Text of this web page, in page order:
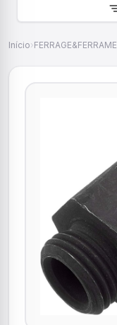
Início›FERRAGE&FERRAME